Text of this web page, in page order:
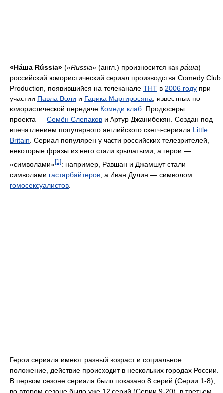
«На́ша Rússia» («Russia» (англ.) произносится как ра́ша) —
российский юмористический сериал производства Comedy Club
Production, появившийся на телеканале ТНТ в 2006 году при
участии Павла Воли и Гарика Мартиросяна , известных по
юмористической передаче Комеди клаб . Продюсеры
проекта — Семён Слепаков и Артур Джанибекян. Создан под
впечатлением популярного английского скетч-сериала Little
Britain . Сериал популярен у части российских телезрителей,
некоторые фразы из него стали крылатыми, а герои —
«символами»[1]: например, Равшан и Джамшут стали
символами гастарбайтеров , а Иван Дулин — символом
гомосексуалистов
Герои сериала имеют разный возраст и социальное
положение, действие происходит в нескольких городах России.
В первом сезоне сериала было показано 8 серий (Серии 1-8),
во втором сезоне было уже 12 серий (Серии 9-20), в третьем —